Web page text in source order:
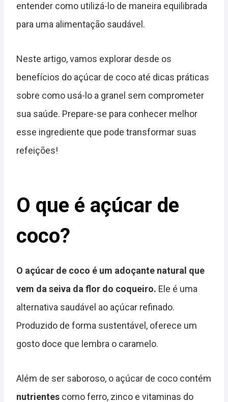
entender como utilizá-lo de maneira equilibrada
para uma alimentação saudável.
Neste artigo, vamos explorar desde os
benefícios do açúcar de coco até dicas práticas
sobre como usá-lo a granel sem comprometer
sua saúde. Prepare-se para conhecer melhor
esse ingrediente que pode transformar suas
refeições!
O que é açúcar de
coco?
O açúcar de coco é um adoçante natural que
vem da seiva da flor do coqueiro. Ele é uma
alternativa saudável ao açúcar refinado.
Produzido de forma sustentável, oferece um
gosto doce que lembra o caramelo.
Além de ser saboroso, o açúcar de coco contém
nutrientes como ferro, zinco e vitaminas do